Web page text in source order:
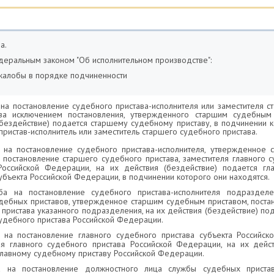
законом "Об исполнительном производстве":
в порядке подчиненности
постановление судебного пристава-исполнителя или заместителя
исключением постановления, утвержденного старшим
подается старшему судебному приставу, в подчинении
исполнитель или заместитель старшего судебного пристава.
постановление судебного пристава-исполнителя,
постановление старшего судебного пристава, заместителя главного
Федерации, на их действия (бездействие) подается
Российской Федерации, в подчинении которого они находятся.
на постановление судебного пристава-исполнителя
приставов, утвержденное старшим судебным приставом,
указанного подразделения, на их действия (бездействие)
пристава Российской Федерации.
постановление главного судебного пристава субъекта
главного судебного пристава Российской Федерации, на их
судебному приставу Российской Федерации.
постановление должностного лица службы судебных